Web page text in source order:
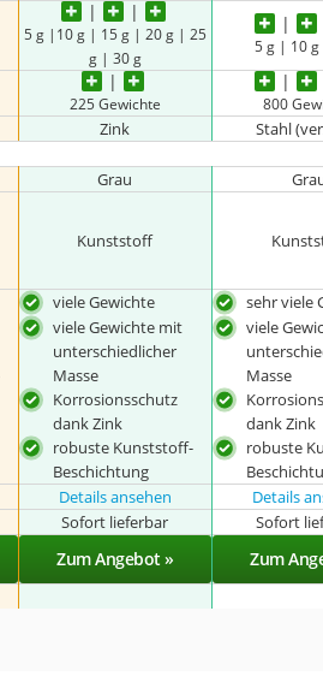
5 g |10 g | 15 g | 20 g | 25
g | 30 g
5 g | 10
225 Gewichte 800
Zink Stahl
Grau
Kunststoff
viele Gewichte
viele Gewichte mit
unterschiedlicher
Masse
Korrosionsschutz
dank Zink
robuste Kunststoff-
Beschichtung
sehr viele
viele
Masse
dank Zink
robuste
Details ansehen Details
Sofort lieferbar Sofort
Zum Angebot » Zum